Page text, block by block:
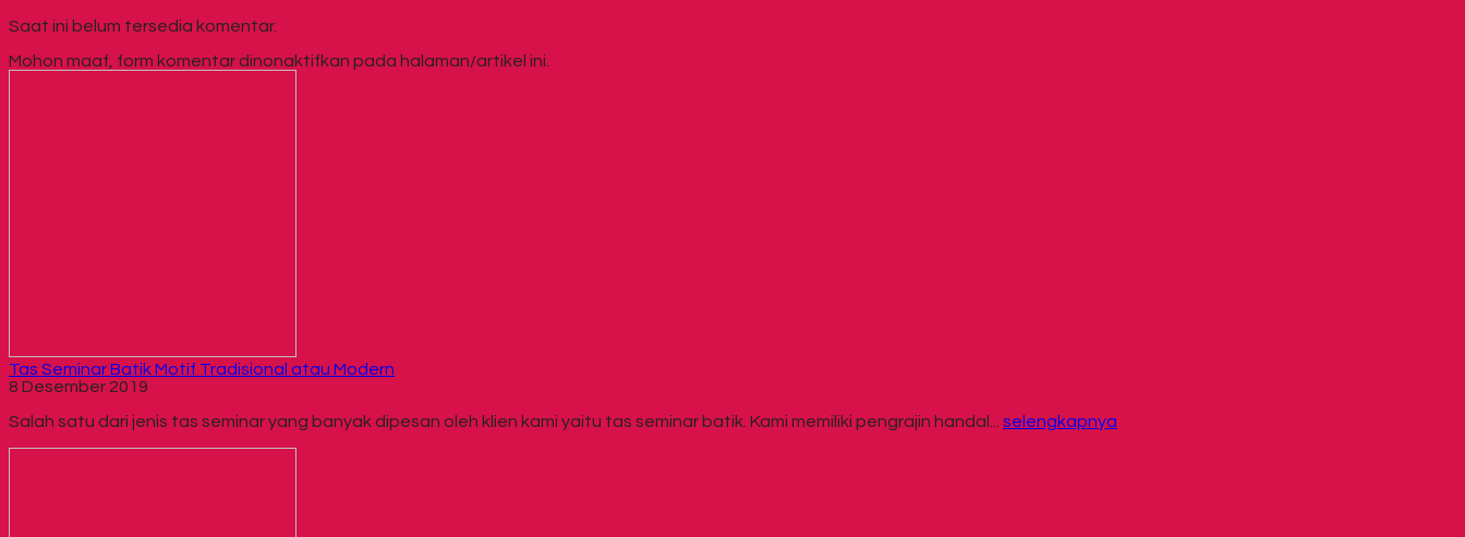
Saat ini belum tersedia komentar.
Mohon maaf, form komentar dinonaktifkan pada halaman/artikel ini.
Tas Seminar Batik Motif Tradisional atau Modern
8 Desember 2019
Salah satu dari jenis tas seminar yang banyak dipesan oleh klien kami yaitu tas seminar batik. Kami memiliki pengrajin handal... selengkapnya